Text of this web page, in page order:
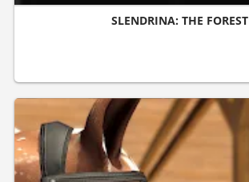
SLENDRINA: THE FOREST